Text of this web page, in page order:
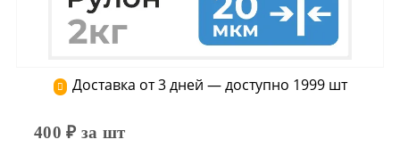
Доставка от 3 дней — доступно 1999 шт
400 ₽ за шт